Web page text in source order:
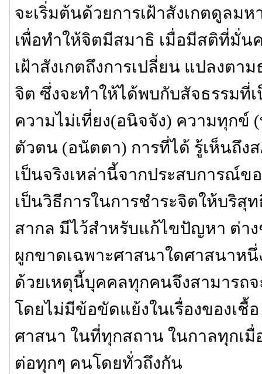
จะเริ่มต้นด้วยการเฝ้าสังเกตดูลม
เพื่อทำให้จิตมีสมาธิ เมื่อมีสติที่มั่นค
เฝ้าสังเกตถึงการเปลี่ยน แปลงตา
จิต ซึ่งจะทำให้ได้พบกับสัจธรรมที่
ความไม่เที่ยง(อนิจจัง) ความทุกข์
ตัวตน (อนัตตา) การที่ได้ รู้เห็นถึง
เป็นจริงเหล่านี้จากประสบการณ์ข
เป็นวิธีการในการชำระจิตให้บริสุท
สากล มีไว้สำหรับแก้ไขปัญหา ต่า
ผูกขาดเฉพาะศาสนาใดศาสนาห
ด้วยเหตุนี้บุคคลทุกคนจึงสามารถจ
โดยไม่มีข้อขัดแย้งในเรื่องของเชื้
ศาสนา ในที่ทุกสถาน ในกาลทุกเมื่
ต่อทุกๆ คนโดยทั่วถึงกัน